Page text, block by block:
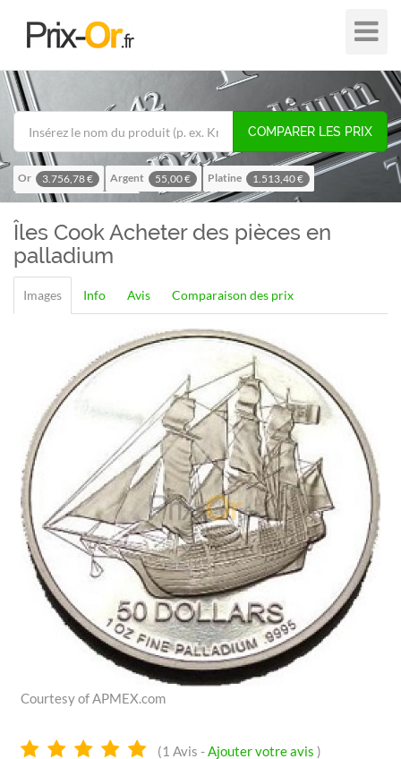
Plier
/
hors
de
COMPARER LES PRIX
Or 3.756,78 € Argent 55,00 € Platine
1.513,40 €
Palladium
1.195,57 €
Îles CookAcheter des pièces en
palladium
Images Info Avis Comparaison des prix
Courtesy of APMEX.com
5.0
(1 Avis -Ajouter votre avis )